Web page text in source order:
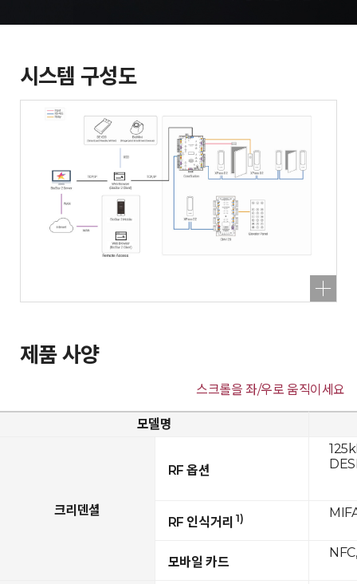
시스템 구성도
제품 사양
스크롤을 좌/우로 움직이세요
모델명
크리덴셜
RF 옵션
RF 인식거리 1)
모바일 카드